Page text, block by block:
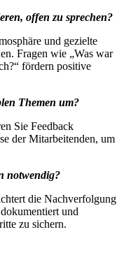
offen zu sprechen?
und gezielte
Fragen wie „Was war
fördern positive
Themen um?
Sie Feedback
der Mitarbeitenden, um
notwendig?
die Nachverfolgung
und
zu sichern.